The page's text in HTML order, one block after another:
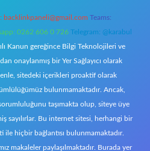
backlinkpaneli@gmail.com Teams:
0262 606 0 726 Telegram: @karabul
Kanun gereğince Bilgi Teknolojileri ve
onaylanmış bir Yer Sağlayıcı olarak
sitedeki içerikleri proaktif olarak
bulunmamaktadır. Ancak,
taşımakta olup, siteye üye
sayılırlar. Bu internet sitesi, herhangi bir
ile hiçbir bağlantısı bulunmamaktadır.
makaleler paylaşılmaktadır. Burada yer